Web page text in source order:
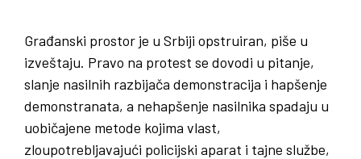
Građanski prostor je u Srbiji opstruiran, piše u
izveštaju. Pravo na protest se dovodi u pitanje,
slanje nasilnih razbijača demonstracija i hapšenje
demonstranata, a nehapšenje nasilnika spadaju u
uobičajene metode kojima vlast,
zloupotrebljavajući policijski aparat i tajne službe,